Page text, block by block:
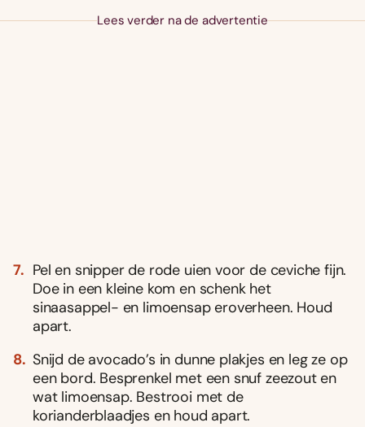
Lees verder na de advertentie
Pel en snipper de rode uien voor de ceviche fijn.
Doe in een kleine kom en schenk het
sinaasappel- en limoensap eroverheen. Houd
apart.
Snijd de avocado’s in dunne plakjes en leg ze op
een bord. Besprenkel met een snuf zeezout en
wat limoensap. Bestrooi met de
korianderblaadjes en houd apart.